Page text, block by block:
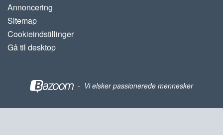
Annoncering
Sitemap
Cookieindstillinger
Gå til desktop
- Vi elsker passionerede mennesker